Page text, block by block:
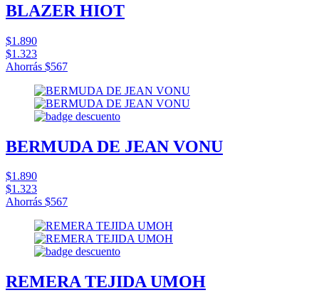
BLAZER HIOT
$1.890
$1.323
Ahorrás $567
BERMUDA DE JEAN VONU
$1.890
$1.323
Ahorrás $567
REMERA TEJIDA UMOH